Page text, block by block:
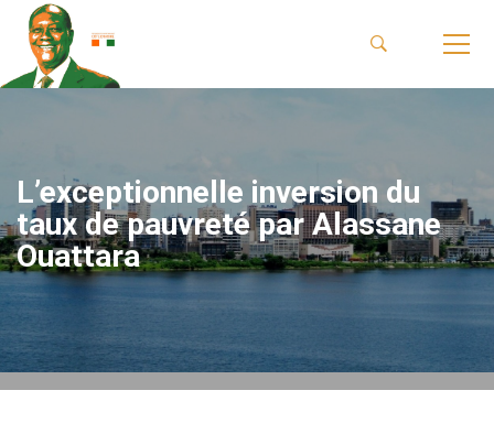
L’exceptionnelle inversion du
taux de pauvreté par Alassane
Ouattara